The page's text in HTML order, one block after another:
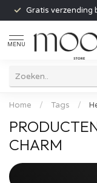
Gratis verzending
MENU
Home / Tags /
CHARM